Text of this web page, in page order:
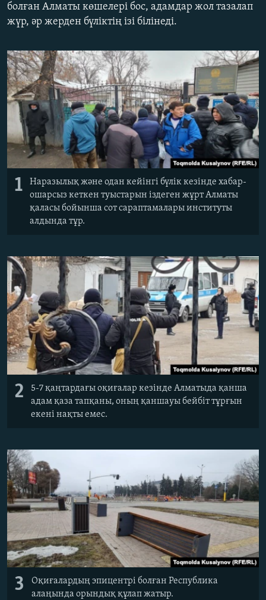
ЖАЗЫЛЫҢЫЗ
Басқа тілдерде
болған Алматы көшелері бос, адамдар жол тазалап
жүр, әр жерден бүліктің ізі білінеді.
1
Наразылық және одан кейінгі бүлік кезінде хабар-
ошарсыз кеткен туыстарын іздеген жұрт Алматы
қаласы бойынша сот сараптамалары институты
алдында тұр.
2
5-7 қаңтардағы оқиғалар кезінде Алматыда қанша
адам қаза тапқаны, оның қаншауы бейбіт тұрғын
екені нақты емес.
3
Оқиғалардың эпицентрі болған Республика
алаңында орындық құлап жатыр.